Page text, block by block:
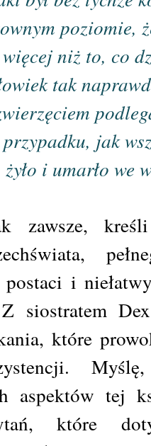
poziomie,
niż to, co
tak
jak
żyło i umarło we
zawsze,
postaci i
siostratem
które
aspektów tej
które